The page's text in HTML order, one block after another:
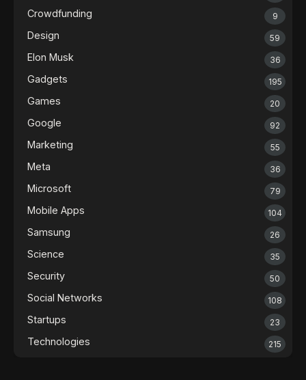
Crowdfunding 9
Design 59
Elon Musk 36
Gadgets 195
Games 20
Google 92
Marketing 55
Meta 36
Microsoft 79
Mobile Apps 104
Samsung 26
Science 35
Security 50
Social Networks 108
Startups 23
Technologies 215